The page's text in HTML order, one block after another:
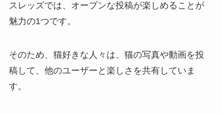
スレッズでは、オープンな投稿が楽しめることが
魅力の1つです。
そのため、猫好きな人々は、猫の写真や動画を投
稿して、他のユーザーと楽しさを共有していま
す。